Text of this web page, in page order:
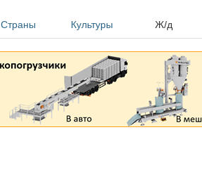
Страны Культуры Ж/д